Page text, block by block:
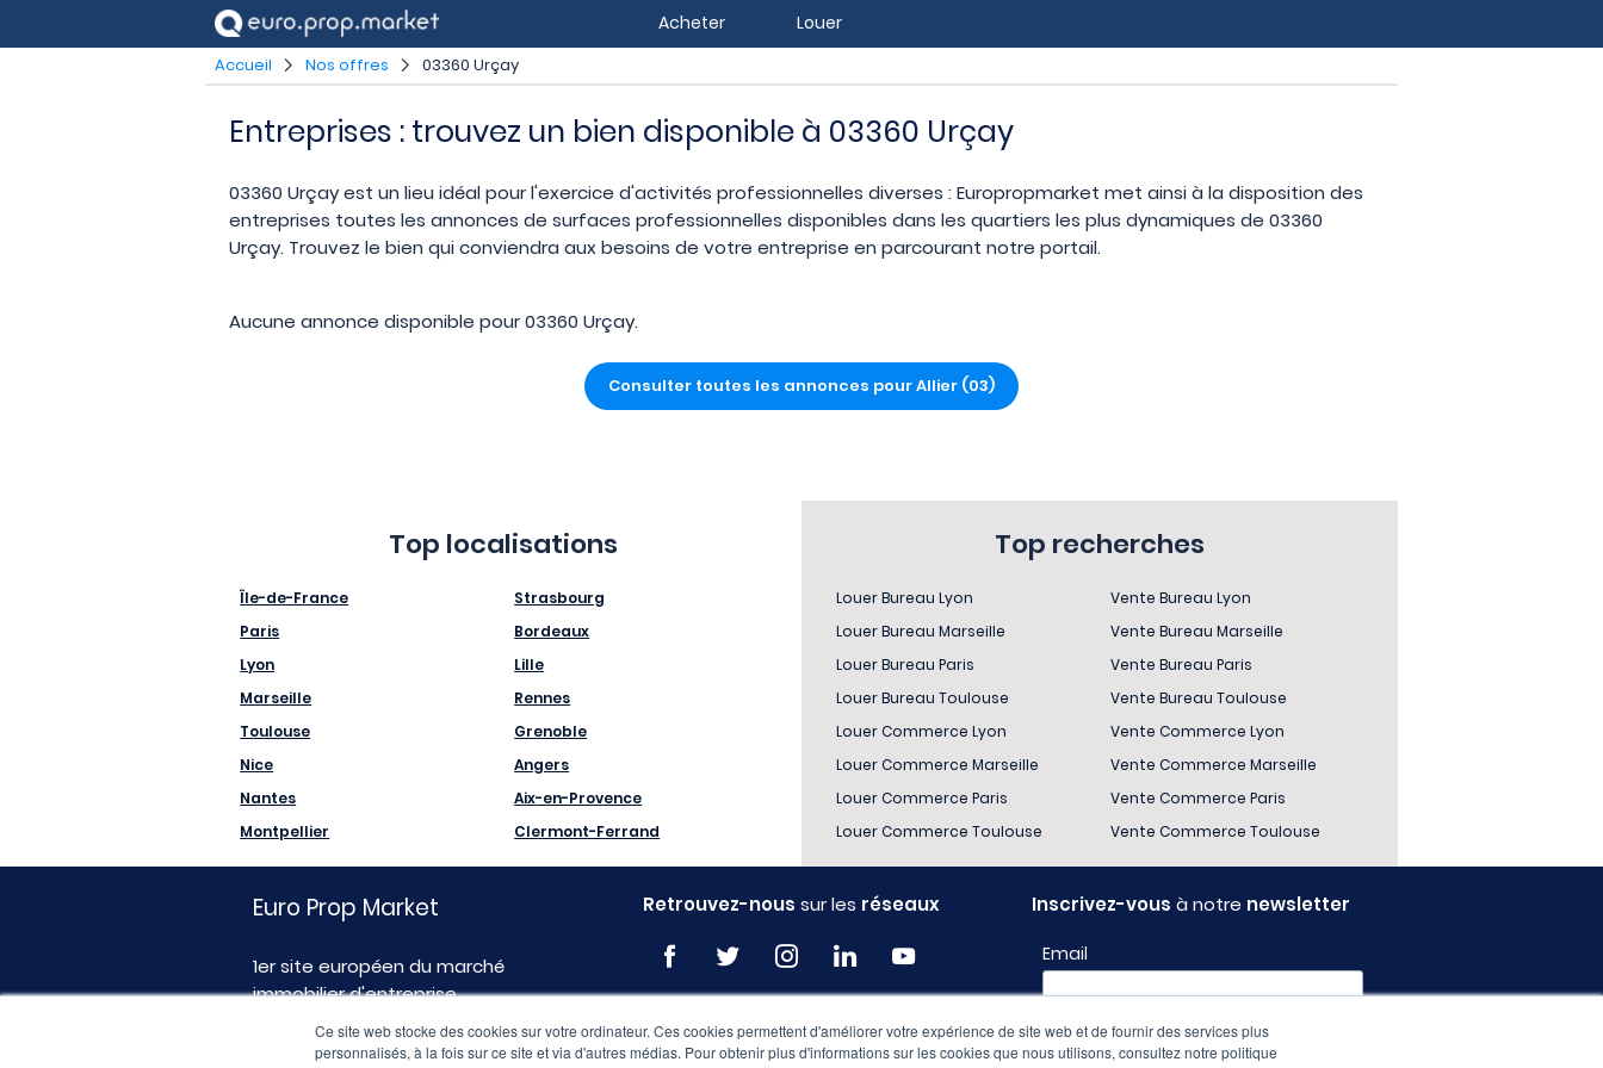
Ce site web stocke des cookies sur votre ordinateur. Ces cookies permettent d'améliorer votre expérience de site web et de fournir des services plus
personnalisés, à la fois sur ce site et via d'autres médias. Pour obtenir plus d'informations sur les cookies que nous utilisons, consultez notre politique
Acheter Louer
Accueil Nos offres 03360 Urçay
Entreprises : trouvez un bien disponible à 03360 Urçay
03360 Urçay est un lieu idéal pour l'exercice d'activités professionnelles diverses : Europropmarket met ainsi à la disposition des
entreprises toutes les annonces de surfaces professionnelles disponibles dans les quartiers les plus dynamiques de 03360
Urçay. Trouvez le bien qui conviendra aux besoins de votre entreprise en parcourant notre portail.
Aucune annonce disponible pour 03360 Urçay.
Consulter toutes les annonces pour Allier (03)
Top localisations
Île-de-France
Paris
Lyon
Marseille
Toulouse
Nice
Nantes
Montpellier
Strasbourg
Bordeaux
Lille
Rennes
Grenoble
Angers
Aix-en-Provence
Clermont-Ferrand
Top recherches
Louer Bureau Lyon
Louer Bureau Marseille
Louer Bureau Paris
Louer Bureau Toulouse
Louer Commerce Lyon
Louer Commerce Marseille
Louer Commerce Paris
Louer Commerce Toulouse
Vente Bureau Lyon
Vente Bureau Marseille
Vente Bureau Paris
Vente Bureau Toulouse
Vente Commerce Lyon
Vente Commerce Marseille
Vente Commerce Paris
Vente Commerce Toulouse
Euro Prop Market
1er site européen du marché
immobilier d'entreprise
Retrouvez-nous sur les réseaux Inscrivez-vous à notre newsletter
Email
Profil